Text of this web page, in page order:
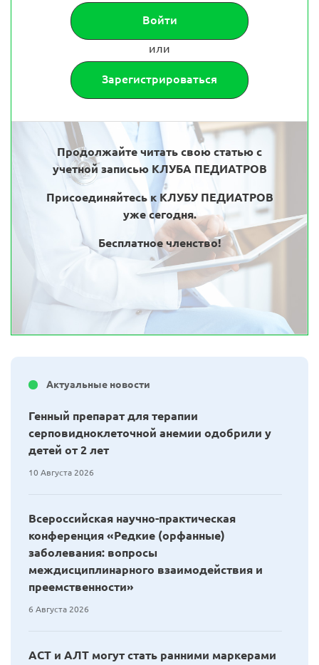
Войти
или
Зарегистрироваться
Продолжайте читать свою статью с
учетной записью КЛУБА ПЕДИАТРОВ
Присоединяйтесь к КЛУБУ ПЕДИАТРОВ
уже сегодня.
Бесплатное членство!
Актуальные новости
Генный препарат для терапии
серповидноклеточной анемии одобрили у
детей от 2 лет
10 Августа 2026
Всероссийская научно-практическая
конференция «Редкие (орфанные)
заболевания: вопросы
междисциплинарного взаимодействия и
преемственности»
6 Августа 2026
АСТ и АЛТ могут стать ранними маркерами